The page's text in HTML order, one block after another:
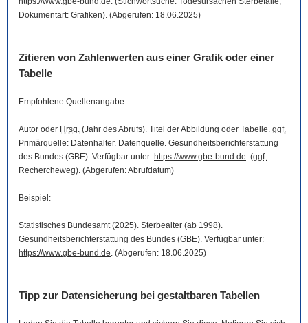
Dokumentart: Grafiken). (Abgerufen: 18.06.2025)
Zitieren von Zahlenwerten aus einer Grafik oder einer
Tabelle
Empfohlene Quellenangabe:
Autor oder Hrsg. (Jahr des Abrufs). Titel der Abbildung oder Tabelle. ggf.
Primärquelle: Datenhalter. Datenquelle. Gesundheitsberichterstattung
des Bundes (GBE). Verfügbar unter: https://www.gbe-bund.de. (ggf.
Rechercheweg). (Abgerufen: Abrufdatum)
Beispiel:
Statistisches Bundesamt (2025). Sterbealter (ab 1998).
Gesundheitsberichterstattung des Bundes (GBE). Verfügbar unter:
https://www.gbe-bund.de. (Abgerufen: 18.06.2025)
Tipp zur Datensicherung bei gestaltbaren Tabellen